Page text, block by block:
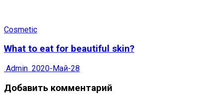
Cosmetic
What to eat for beautiful skin?
Admin 2020-Май-28
Добавить комментарий